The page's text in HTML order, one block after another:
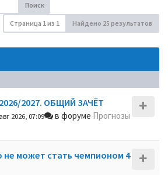
Поиск
Страница 1из 1 Найдено 25 результатов
2027. ОБЩИЙ ЗАЧЁТ
2026, 07:09 в форуме Прогнозы
может стать чемпионом 4